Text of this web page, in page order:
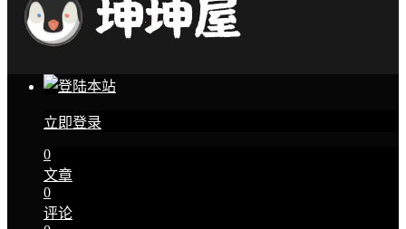
立即登录
0
文章
0
评论